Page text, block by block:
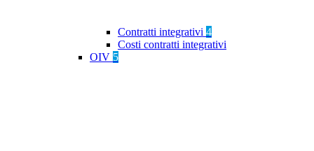
Contratti integrativi 4
Costi contratti integrativi
OIV 5